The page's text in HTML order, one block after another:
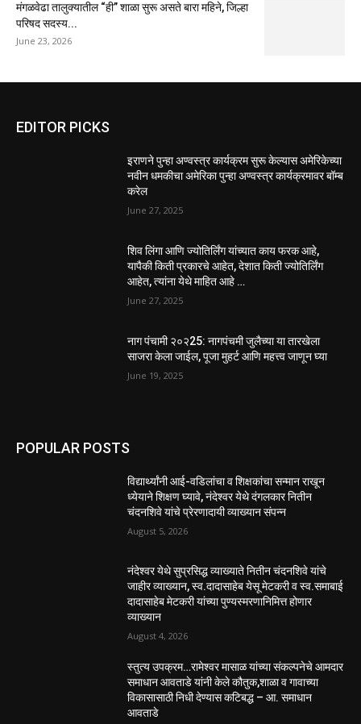
मंगळवेढा तालुक्यातील “ही” शाळा सुरू असते बारा महिने, जिल्हा
परिषद सदस्य...
June 23, 2026
EDITOR PICKS
इराणने पुन्हा अण्वस्त्र कार्यक्रम सुरू केल्यास अमेरिकेच्या
नवीन धमकीचा अमेरिका पुन्हा अण्वस्त्र कार्यक्रमावर बॉम्ब
करेल
June 27, 2025
शिव लिंगा आणि ज्योतिर्लिंग यांच्यात काय फरक आहे,
यापैकी किती प्रकारचे आहेत, देशात किती ज्योतिर्लिंग
आहेत, त्यांना येथे माहित आहे …
June 27, 2025
नाग पंचामी २०२25: नागपंचमी जुलैच्या या तारखेला
साजरा केला जाईल, पूजा मुहर्ट आणि महत्त्व जाणून घ्या
June 19, 2025
POPULAR POSTS
विद्यार्थ्यांनी आई-वडिलांचा व शिक्षकांचा सन्मान राखून
ध्येयाने शिक्षण घ्यावे, नंदेश्वर येथे दंगलकार नितीन
चंदनशिवे यांचे प्रेरणादायी व्याख्यान संपन्न
August 5, 2026
नंदेश्वर येथे सुप्रसिद्ध व्याख्याते नितीन चंदनशिवे यांचे
जाहीर व्याख्यान, स्व.दादासाहेब येसू मेटकरी व स्व.समाबाई
दादासाहेब मेटकरी यांच्या पुण्यस्मरणानिमित्त होणार
व्याख्यान
August 4, 2026
स्तुत्य उपक्रम…रामेश्वर मासाळ यांच्या संकल्पनेचे आमदार
समाधान आवताडे यांनी केले कौतुक,शाळा व गावाच्या
विकासासाठी निधी देण्यास कटिबद्ध – आ. समाधान
आवताडे